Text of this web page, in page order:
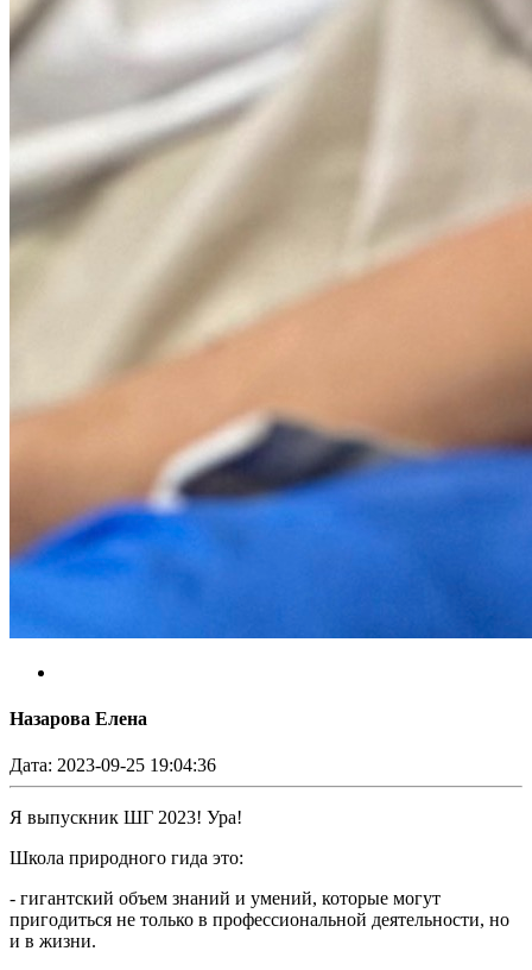
Назарова Елена
Дата: 2023-09-25 19:04:36
Я выпускник ШГ 2023! Ура!
Школа природного гида это:
- гигантский объем знаний и умений, которые могут
пригодиться не только в профессиональной деятельности, но
и в жизни.